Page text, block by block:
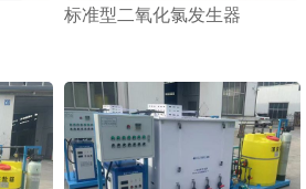
标准型二氧化氯发生器